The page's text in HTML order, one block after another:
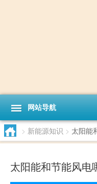
网站导航
> 新能源知识 > 太阳能
太阳能和节能风电